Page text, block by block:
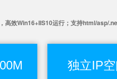
高效Win16+IIS10运行；支持html/asp/
独立IP